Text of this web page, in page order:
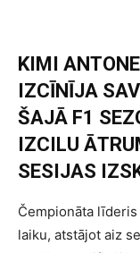
KIMI
IZCĪNĪJA
ŠAJĀ F1
IZCILU
SESIJAS
Čempionāta
laiku, atstājot aiz